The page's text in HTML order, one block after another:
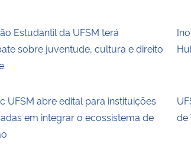
Estudantil da UFSM terá
sobre juventude, cultura e direito
UFSM abre edital para instituições
em integrar o ecossistema de
de